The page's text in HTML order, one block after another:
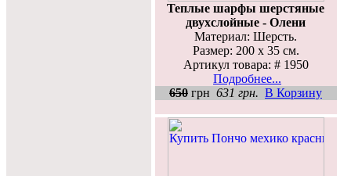
Теплые шарфы шерстяные
двухслойные - Олени
Материал: Шерсть.
Размер: 200 х 35 см.
Артикул товара: # 1950
Подробнее...
650 грн 631 грн. В Корзину